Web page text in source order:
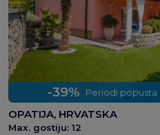
-39% Periodi popusta
OPATIJA, HRVATSKA
Max. gostiju: 12